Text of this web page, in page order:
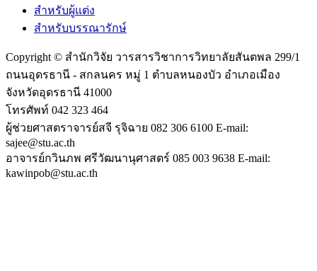
สำหรับผู้แต่ง
สำหรับบรรณารักษ์
Copyright © สำนักวิจัย วารสารวิชาการวิทยาลัยสันตพล 299/1
ถนนอุดรธานี - สกลนคร หมู่ 1 ตำบลหนองบัว อำเภอเมือง
จังหวัดอุดรธานี 41000
โทรศัพท์ 042 323 464
ผู้ช่วยศาสตราจารย์สจี รุจิฉาย 082 306 6100 E-mail:
sajee@stu.ac.th
อาจารย์กวินภพ ศรีวัฒนานุศาสตร์ 085 003 9638 E-mail:
kawinpob@stu.ac.th